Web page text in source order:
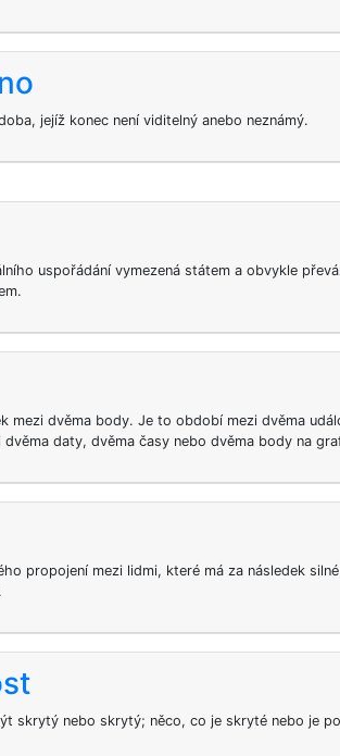
jejíž konec není viditelný anebo neznámý.
uspořádání vymezená státem a obvykle
mezi dvěma body. Je to období mezi dvěma
dvěma daty, dvěma časy nebo dvěma body na
propojení mezi lidmi, které má za následek
skrytý nebo skrytý; něco, co je skryté nebo je